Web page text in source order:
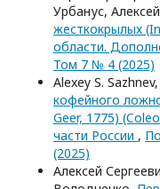
Урбанус,
жесткокрылых
области.
Том 7 № 4 (2025)
Alexey S.
кофейного
Geer, 1775)
части России ,
(2025)
Алексей